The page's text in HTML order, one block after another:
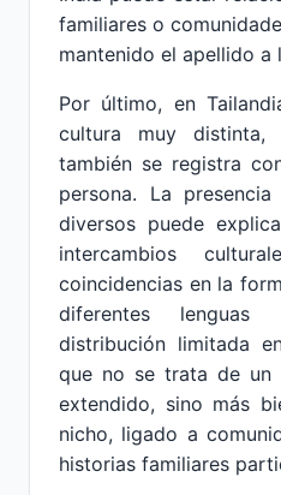
familiares o
mantenido el apellido
Por último, en
cultura muy distinta,
también se registra
persona. La
diversos puede
intercambios
coincidencias en la
diferentes
distribución limitada
que no se trata de un
extendido, sino más
nicho, ligado a
historias familiares